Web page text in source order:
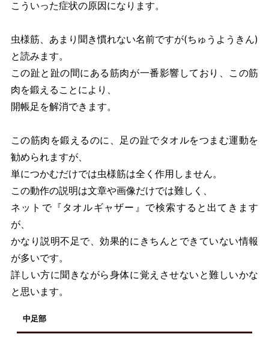
こういった症状の原因になります。
虫様筋、あまり聞き慣れない名前ですが(ちゅうようきん)
と読みます。
この趾と趾の間にある筋肉が一番影響しており、この筋
肉を鍛えることにより、
開帳足を解消できます。
この筋肉を鍛えるのに、足の趾でタオルをつまむ運動を
勧められますが、
単につかむだけでは虫様筋は全く作用しません。
この動作の説明は文章や画像だけでは難しく、
ネットで『タオルギャザー』で検索すると出てきます
が、
かなり説明不足で、効果的にきちんとできていない情報
が多いです。
詳しい方に聞きながら身体に覚えさせないと難しいかな
と思います。
中足部